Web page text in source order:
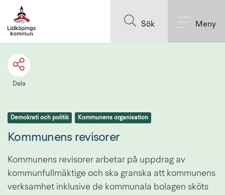
Sök Meny
Dela
Demokrati och politik Kommunens organisation
Kommunens revisorer
Kommunens revisorer arbetar på uppdrag av
kommunfullmäktige och ska granska att kommunens
verksamhet inklusive de kommunala bolagen sköts